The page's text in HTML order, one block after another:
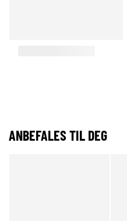
ANBEFALES TIL DEG